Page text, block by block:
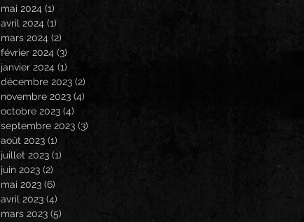
mai 2024 (1)
avril 2024 (1)1 post
mars 2024 (2)
février 2024 (3)
janvier 2024 (1)
décembre 2023 (2)
novembre 2023 (4)
octobre 2023 (4)
septembre 2023 (3)
août 2023 (1)
juillet 2023 (1)
juin 2023 (2)
mai 2023 (6)
avril 2023 (4)
mars 2023 (5)